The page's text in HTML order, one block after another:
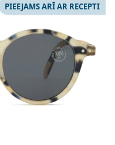
PIEEJAMS ARĪ AR RECEPTI